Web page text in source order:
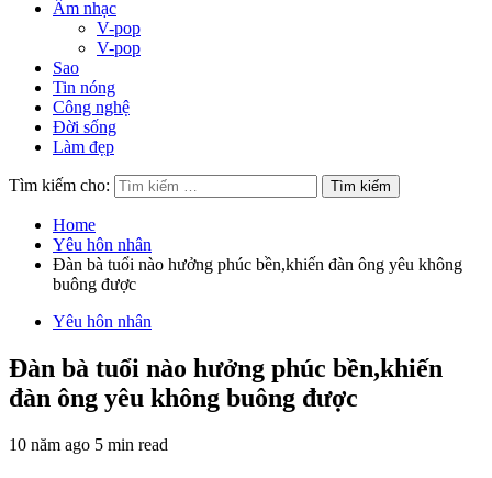
Âm nhạc
V-pop
V-pop
Sao
Tin nóng
Công nghệ
Đời sống
Làm đẹp
Tìm kiếm cho:
Home
Yêu hôn nhân
Đàn bà tuổi nào hưởng phúc bền,khiến đàn ông yêu không
buông được
Yêu hôn nhân
Đàn bà tuổi nào hưởng phúc bền,khiến
đàn ông yêu không buông được
10 năm ago 5 min read